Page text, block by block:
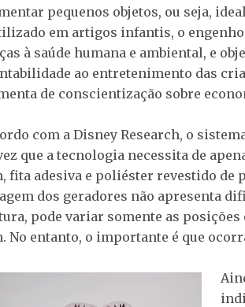
pequenos objetos, ou seja,
em artigos infantis, o
à saúde humana e ambiental, e
ao entretenimento das
de conscientização sobre
com a Disney Research, o
que a tecnologia necessita de
fita adesiva e poliéster revestido de
dos geradores não apresenta
pode variar somente as posições
No entanto, o importante é que